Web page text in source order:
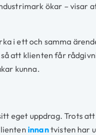
ökar – visar
i ett och samma
att klienten får
kunna.
eget uppdrag. Trots
innantvisten har